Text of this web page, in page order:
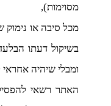
מסוימות),
מכל סיבה או נימוק
בשיקול דעתו
ומבלי שיהיה
האתר רשאי